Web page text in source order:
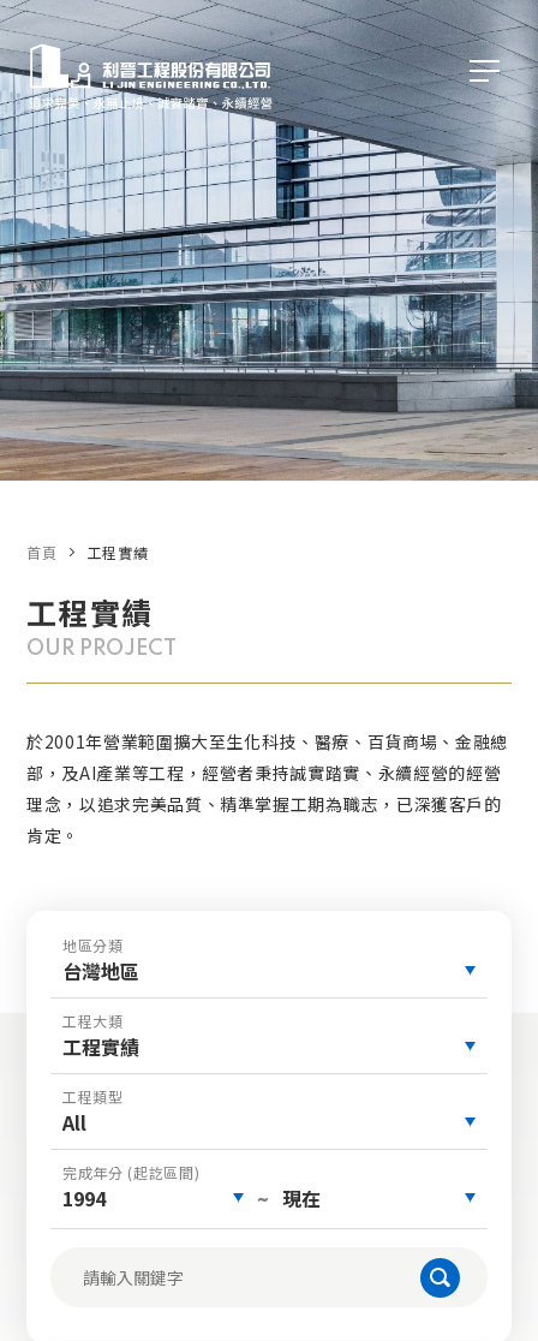
工程實績
OUR PROJECT
於2001年營業範圍擴大至生化科技、醫療、百貨商場、金融總
部，及AI產業等工程，經營者秉持誠實踏實、永續經營的經營
理念，以追求完美品質、精準掌握工期為職志，已深獲客戶的
肯定。
首頁 工程實績
地區分類
台灣地區
工程大類
工程實績
工程類型
All
完成年分 (起訖區間)
1994 ~ 現在